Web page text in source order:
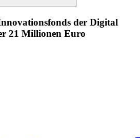
der Digital
21 Millionen Euro